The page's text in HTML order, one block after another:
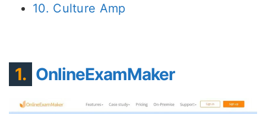
10. Culture Amp
1. OnlineExamMaker